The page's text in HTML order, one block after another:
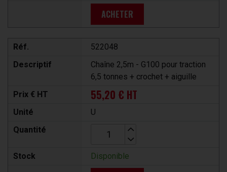
ACHETER
Réf.
522048
Descriptif
Chaîne 2,5m - G100 pour traction
6,5 tonnes + crochet + aiguille
Prix € HT
55,20 € HT
Unité
U
Quantité
Stock Disponible